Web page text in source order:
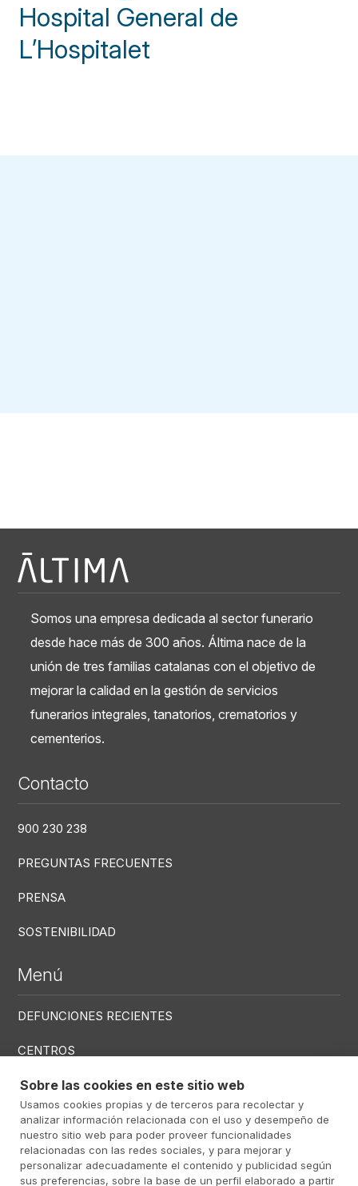
Hospital General de
L’Hospitalet
Somos una empresa dedicada al sector funerario
desde hace más de 300 años. Áltima nace de la
unión de tres familias catalanas con el objetivo de
mejorar la calidad en la gestión de servicios
funerarios integrales, tanatorios, crematorios y
cementerios.
Contacto
900 230 238
PREGUNTAS FRECUENTES
PRENSA
SOSTENIBILIDAD
Menú
DEFUNCIONES RECIENTES
CENTROS
SERVICIOS
Menú RRSS
Sobre las cookies en este sitio web
Usamos cookies propias y de terceros para recolectar y
analizar información relacionada con el uso y desempeño de
nuestro sitio web para poder proveer funcionalidades
relacionadas con las redes sociales, y para mejorar y
personalizar adecuadamente el contenido y publicidad según
sus preferencias, sobre la base de un perfil elaborado a partir